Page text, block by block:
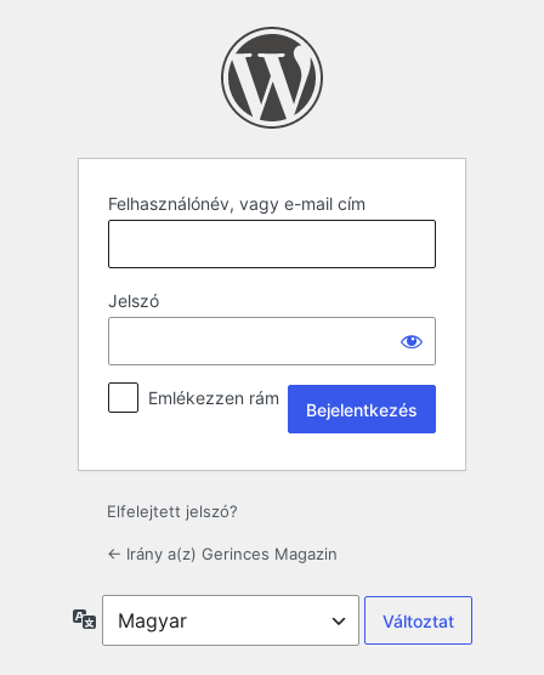
Felhasználónév, vagy e-mail cím
Jelszó
Emlékezzen rám
Elfelejtett jelszó?
← Irány a(z) Gerinces Magazin
Nyelv